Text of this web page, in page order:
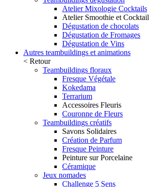
Atelier Mixologie Cocktails
Atelier Smoothie et Cocktail
Dégustation de chocolats
Dégustation de Fromages
Dégustation de Vins
Autres teambuildings et animations
< Retour
Teambuildings floraux
Fresque Végétale
Kokedama
Terrarium
Accessoires Fleuris
Couronne de Fleurs
Teambuildings créatifs
Savons Solidaires
Création de Parfum
Fresque Peinture
Peinture sur Porcelaine
Céramique
Jeux nomades
Challenge 5 Sens